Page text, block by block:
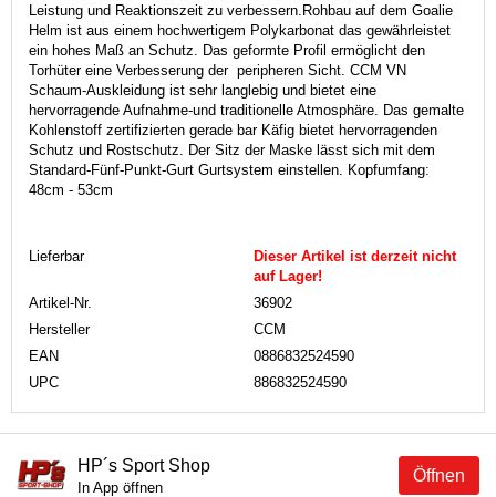
Leistung und Reaktionszeit zu verbessern.Rohbau auf dem Goalie
Helm ist aus einem hochwertigem Polykarbonat das gewährleistet
ein hohes Maß an Schutz. Das geformte Profil ermöglicht den
Torhüter eine Verbesserung der peripheren Sicht. CCM VN
Schaum-Auskleidung ist sehr langlebig und bietet eine
hervorragende Aufnahme-und traditionelle Atmosphäre. Das gemalte
Kohlenstoff zertifizierten gerade bar Käfig bietet hervorragenden
Schutz und Rostschutz. Der Sitz der Maske lässt sich mit dem
Standard-Fünf-Punkt-Gurt Gurtsystem einstellen. Kopfumfang:
48cm - 53cm
Lieferbar
Dieser Artikel ist derzeit nicht
auf Lager!
Artikel-Nr.
36902
Hersteller
CCM
EAN
0886832524590
UPC
886832524590
Öffnen
HP´s Sport Shop
In App öffnen